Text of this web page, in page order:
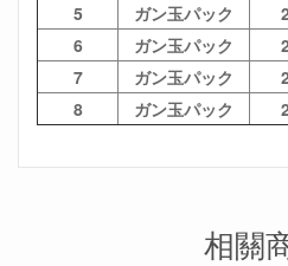
5
ガン玉パック
6
ガン玉パック
7
ガン玉パック
8
ガン玉パック
相關